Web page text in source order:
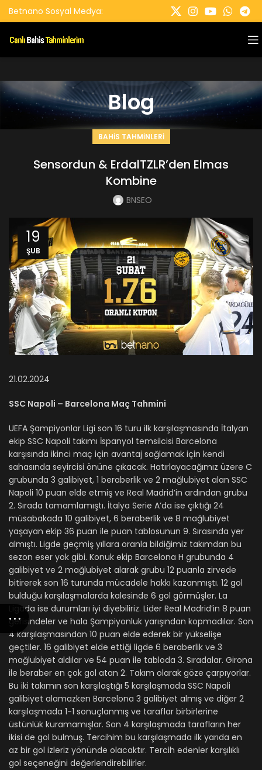
Betnano Sosyal Medya:
Blog
BAHIS TAHMINLERI
Sensordun & ErdalTZLR’den Elmas
Kombine
BNSEO
19
ŞUB
21.02.2024
SSC Napoli – Barcelona Maç Tahmini
UEFA Şampiyonlar Ligi son 16 turu ilk karşılaşmasında İtalyan
ekip SSC Napoli takımı İspanyol temsilcisi Barcelona
karşısında ikinci maç için avantaj sağlamak için kendi
sahasında seyircisi önüne çıkacak. Hatırlayacağımız üzere C
grubunda 3 galibiyet, 1 beraberlik ve 2 mağlubiyet alan SSC
Napoli 10 puan elde etmiş ve Real Madrid’in ardından grubu
2. Sırada tamamlamıştı. İtalya Serie A’da ise çıktığı 24
müsabakada 10 galibiyet, 6 beraberlik ve 8 mağlubiyet
yaşayan ekip 36 puan ile puan tablosunun 9. Sırasında yer
almıştı. Ligde geçmiş yıllara oranla bildiğimiz takımdan bu
sezon eser yok gibi. Konuk ekip Barcelona H grubunda 4
galibiyet ve 2 mağlubiyet alarak grubu 12 puanla zirvede
bitirerek son 16 turunda mücadele hakkı kazanmıştı. 12 gol
bulduğu karşılaşmalarda kalesinde 6 gol görmüşler. La
Ligada ise durumları iyi diyebiliriz. Lider Real Madrid’in 8 puan
gerisindeler ve hala Şampiyonluk yarışından kopmadılar. Son
4 karşılaşmasından 10 puan elde ederek bir yükselişe
geçtiler. 16 galibiyet elde ettiği ligde 6 beraberlik ve 3
mağlubiyet aldılar ve 54 puan ile tabloda 3. Sıradalar. Girona
ile beraber en çok gol atan 2. Takım olarak göze çarpıyorlar.
Bu iki takımın son karşılaştığı 5 karşılaşmada SSC Napoli
galibiyet alamazken Barcelona 3 galibiyet almış ve diğer 2
karşılaşmada 1-1 sonuçlanmış ve taraflar birbirlerine
üstünlük kuramamışlar. Son 4 karşılaşmada tarafların her
ikisi de gol bulmuş. Tercihim bu karşılaşmada ilk yarıda en
az bir gol izleriz yönünde olacaktır. Tercih edenler karşılıklı
gol seçeneğini değerlendirebilirler.